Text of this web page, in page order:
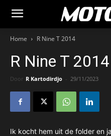
Home R Nine T 2014
R Nine T 2014
Door R Kartodirdjo - 29/11/2023
Ik kocht hem uit de folder en